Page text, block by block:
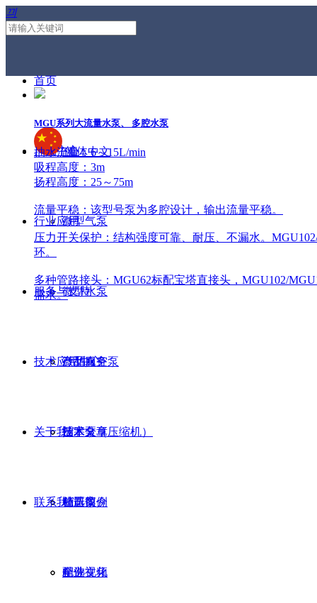
끠
首页
产品中心
微型气泵
微型水泵
微型真空泵
活塞泵（压缩机）
稳压仪
配件
行业应用
服务与支持
产品服务
技术分享
技术应用中心
技术文章
精选案例
精选视频
关于我们
公司简介
企业文化
联系我们
简体中文
MGU系列大流量水泵、 多腔水泵
抽水流量：6～15L/min
吸程高度：3m
扬程高度：25～75m
流量平稳：该型号泵为多腔设计，输出流量平稳。
压力开关保护：结构强度可靠、耐压、不漏水。
环。
多种管路接头：MGU62标配宝塔直接头，MGU102/
需求。